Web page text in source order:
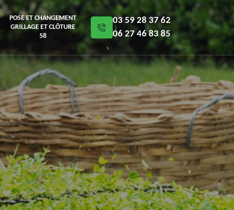
POSE ET CHANGEMENT
GRILLAGE ET CLÔTURE
58
03 59 28 37 62
06 27 46 83 85